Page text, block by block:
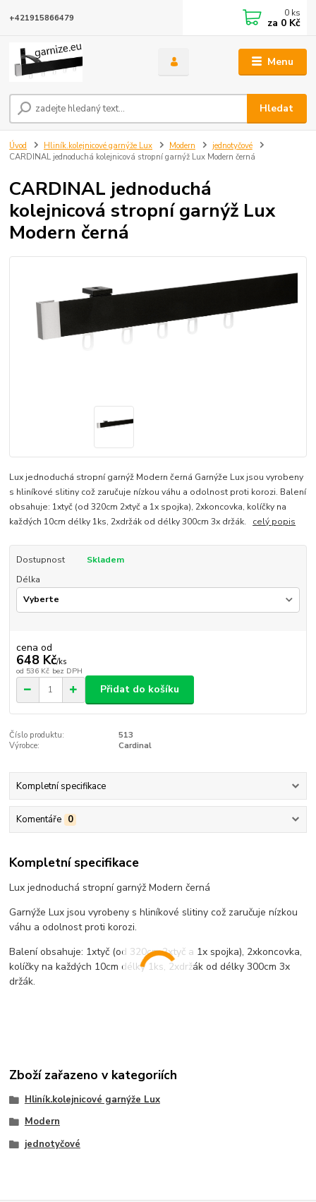
Menu
Hledat
+421915866479 0 ks
za 0 Kč
Úvod Hliník.kolejnicové garnýže Lux Modern
jednotyčové
CARDINAL jednoduchá kolejnicová stropní garnýž Lux Modern černá
CARDINAL jednoduchá
kolejnicová stropní garnýž Lux
Modern černá
Lux jednoduchá stropní garnýž Modern černá Garnýže Lux jsou vyrobeny
s hliníkové slitiny což zaručuje nízkou váhu a odolnost proti korozi. Balení
obsahuje: 1xtyč (od 320cm 2xtyč a 1x spojka), 2xkoncovka, kolíčky na
každých 10cm délky 1ks, 2xdržák od délky 300cm 3x držák. celý popis
Dostupnost
Skladem
Délka
cena od
648 Kč/ks
od 536 Kč bez DPH
Přidat do košíku
Číslo produktu:
513
Výrobce:
Cardinal
Kompletní specifikace
Komentáře 0
Kompletní specifikace
Lux jednoduchá stropní garnýž Modern černá
Garnýže Lux jsou vyrobeny s hliníkové slitiny což zaručuje nízkou
váhu a odolnost proti korozi.
Balení obsahuje: 1xtyč (od 320cm 2xtyč a 1x spojka), 2xkoncovka,
kolíčky na každých 10cm délky 1ks, 2xdržák od délky 300cm 3x
držák.
Zboží zařazeno v kategoriích
Hliník.kolejnicové garnýže Lux
Modern
jednotyčové